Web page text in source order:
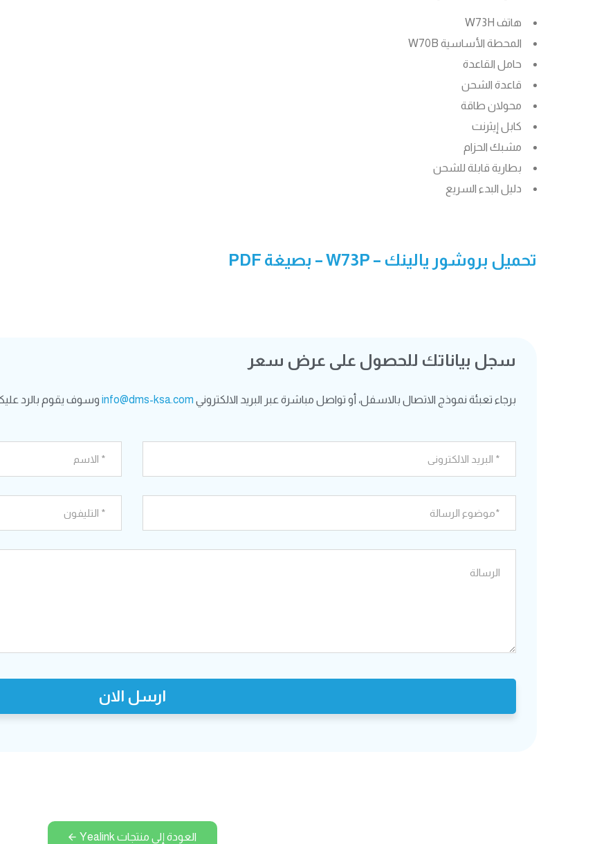
هاتف W73H
المحطة الأساسية W70B
حامل القاعدة
قاعدة الشحن
محولان طاقة
كابل إيثرنت
مشبك الحزام
بطارية قابلة للشحن
دليل البدء السريع
تحميل بروشور يالينك – W73P– بصيغة PDF
سجل بياناتك للحصول على عرض سعر
برجاء تعبئة نموذج الاتصال بالاسفل، أو تواصل مباشرة عبر البريد الالكتروني info@dms-ksa.com وسوف يقوم بالرد
ارسل الان
العودة إلى منتجات Yealink